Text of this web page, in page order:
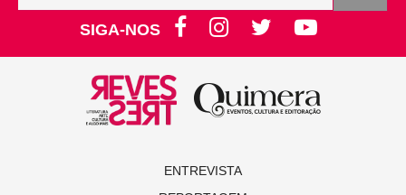
SIGA-NOS
ENTREVISTA